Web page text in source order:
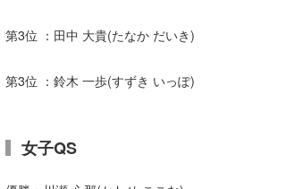
第3位 ：田中 大貴(たなか だいき)
第3位 ：鈴木 一歩(すずき いっぽ)
女子QS